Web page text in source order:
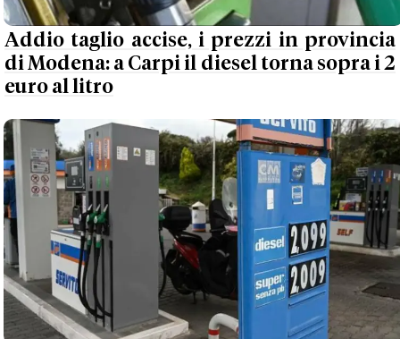
Addio taglio accise, i prezzi in provincia
di Modena: a Carpi il diesel torna sopra i 2
euro al litro